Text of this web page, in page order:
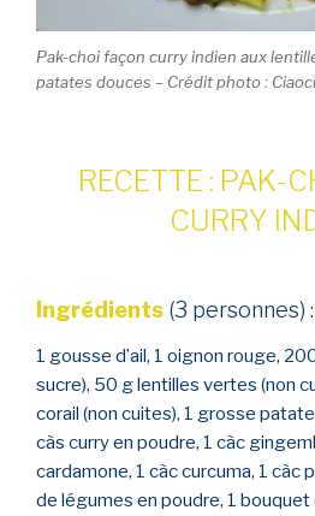
Pak-choi façon curry indien aux
patates douces – Crédit photo :
RECETTE : PAK-
CURRY
Ingrédients (3 personnes) :
1 gousse d’ail, 1 oignon rouge,
sucre), 50 g lentilles vertes (non
corail (non cuites), 1 grosse
càs curry en poudre, 1 càc
cardamone, 1 càc curcuma, 1 càc
de légumes en poudre, 1 bouquet